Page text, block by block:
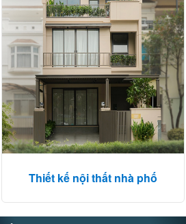
Thiết kế nội thất nhà phố